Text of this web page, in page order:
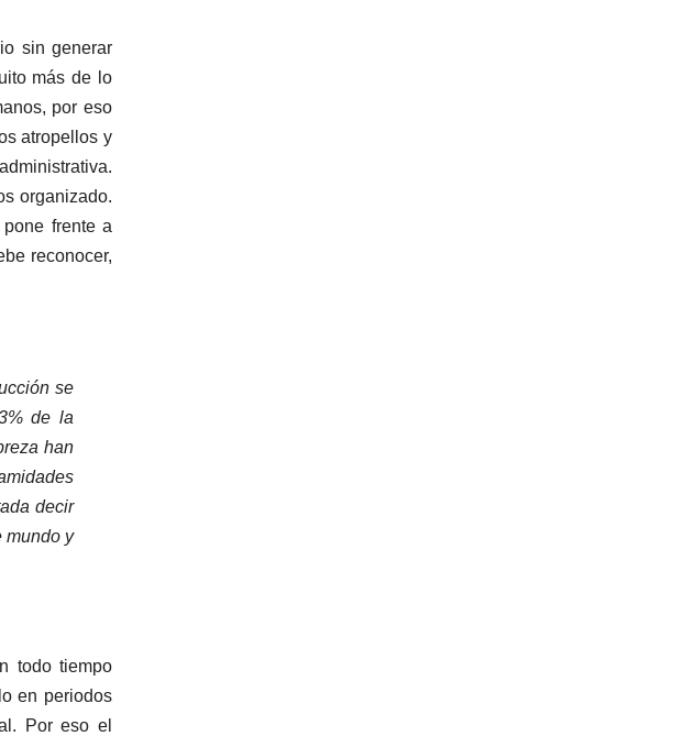
sin generar
más de lo
por eso
atropellos y
organizado.
frente a
reconocer,
se
de la
han
decir
mundo y
todo tiempo
en periodos
Por eso el